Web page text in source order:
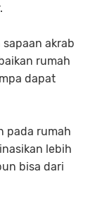
akrab
rumah
dapat
pada rumah
lebih
bisa dari